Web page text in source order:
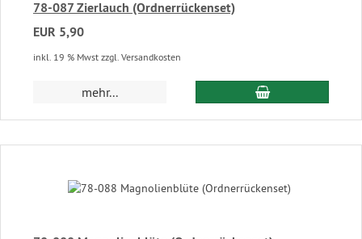
78-087 Zierlauch (Ordnerrückenset)
EUR 5,90
inkl. 19 % Mwst zzgl. Versandkosten
mehr... In den